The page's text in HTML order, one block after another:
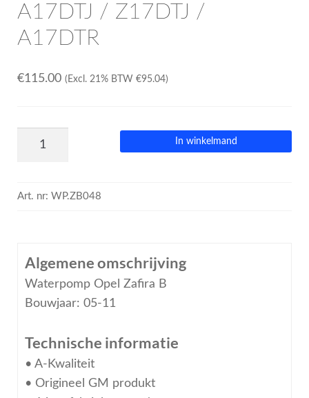
A17DTJ / Z17DTJ /
A17DTR
€115.00 (Excl. 21% BTW €95.04)
In winkelmand
Art. nr: WP.ZB048
Algemene omschrijving
Waterpomp Opel Zafira B
Bouwjaar: 05-11
Technische informatie
• A-Kwaliteit
• Origineel GM produkt